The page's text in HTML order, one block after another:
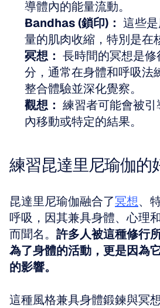
導體內的能量流動。
Bandhas (鎖印)： 這些
量的肌肉收縮，特別是在
冥想： 長時間的冥想是
分，通常在身體和呼吸法
整合體驗並深化覺察。
觀想： 練習者可能會被
內移動或特定的結果。
練習昆達里尼瑜伽的
昆達里尼瑜伽融合了冥想、
呼吸，因其兼具身體、心理
而聞名。 許多人被這種修行
為了身體的活動，更是因為
的影響。
這種風格兼具身體鍛鍊與冥